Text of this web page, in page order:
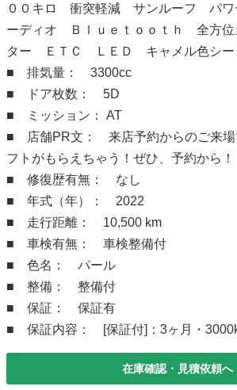
００キロ 衝突軽減 サンルーフ パワ
ーディオ Ｂｌｕｅｔｏｏｔｈ 全方
ター ＥＴＣ ＬＥＤ キャメル色シー
■ 排気量： 3300cc
■ ドア枚数： 5D
■ ミッション： AT
■ 店舗PR文： 来店予約からのご来場
フトがもらえちゃう！ぜひ、予約から！
■ 修復歴有無： なし
■ 年式（年）： 2022
■ 走行距離： 10,500 km
■ 車検有無： 車検整備付
■ 色名： パール
■ 整備： 整備付
■ 保証： 保証有
■ 保証内容： [保証付]：3ヶ月・
在庫確認・見積依頼へ